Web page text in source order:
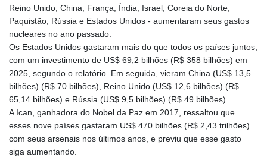
Reino Unido, China, França, Índia, Israel, Coreia do Norte,
Paquistão, Rússia e Estados Unidos - aumentaram seus gastos
nucleares no ano passado.
Os Estados Unidos gastaram mais do que todos os países juntos,
com um investimento de US$ 69,2 bilhões (R$ 358 bilhões) em
2025, segundo o relatório. Em seguida, vieram China (US$ 13,5
bilhões) (R$ 70 bilhões), Reino Unido (US$ 12,6 bilhões) (R$
65,14 bilhões) e Rússia (US$ 9,5 bilhões) (R$ 49 bilhões).
A Ican, ganhadora do Nobel da Paz em 2017, ressaltou que
esses nove países gastaram US$ 470 bilhões (R$ 2,43 trilhões)
com seus arsenais nos últimos anos, e previu que esse gasto
siga aumentando.